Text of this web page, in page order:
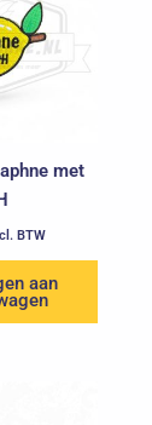
met
BTW
aan